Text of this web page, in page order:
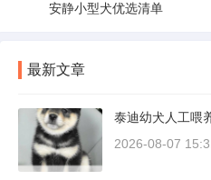
安静小型犬优选清单
最新文章
泰迪幼犬人工喂
2026-08-07